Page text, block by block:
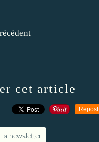
cet article
Repost
la newsletter